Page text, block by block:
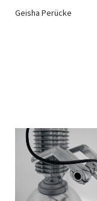
Geisha Perücke